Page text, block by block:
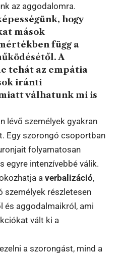
az aggodalomra.
hogy
mások
függ a
A
tehát az empátia
iránti
válhatunk mi is
lévő személyek gyakran
Egy szorongó csoportban
folyamatosan
egyre intenzívebbé válik.
a verbalizáció,
személyek részletesen
és aggodalmaikról, ami
vált ki a
a szorongást, mind a